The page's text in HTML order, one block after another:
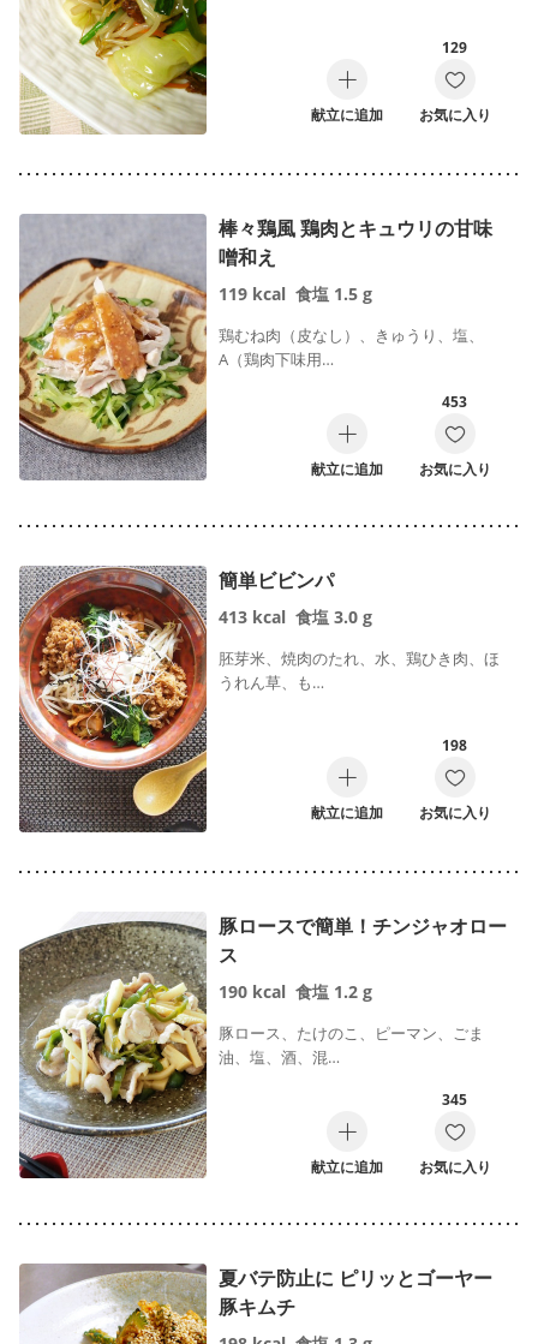
献立に追加
129
お気に入り
棒々鶏風 鶏肉とキュウリの甘味
噌和え
119 kcal 食塩 1.5 g
鶏むね肉（皮なし）、きゅうり、塩、
A（鶏肉下味用…
献立に追加
453
お気に入り
簡単ビビンパ
413 kcal 食塩 3.0 g
胚芽米、焼肉のたれ、水、鶏ひき肉、ほ
うれん草、も…
献立に追加
198
お気に入り
豚ロースで簡単！チンジャオロー
ス
190 kcal 食塩 1.2 g
豚ロース、たけのこ、ピーマン、ごま
油、塩、酒、混…
献立に追加
345
お気に入り
夏バテ防止に ピリッとゴーヤー
豚キムチ